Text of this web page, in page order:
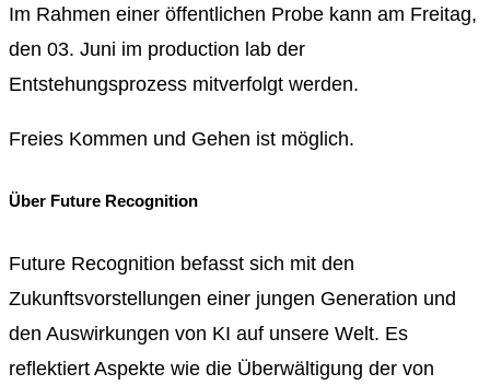
Im Rahmen einer öffentlichen Probe kann am Freitag,
den 03. Juni im production lab der
Entstehungsprozess mitverfolgt werden.
Freies Kommen und Gehen ist möglich.
Über Future Recognition
Future Recognition befasst sich mit den
Zukunftsvorstellungen einer jungen Generation und
den Auswirkungen von KI auf unsere Welt. Es
reflektiert Aspekte wie die Überwältigung der von